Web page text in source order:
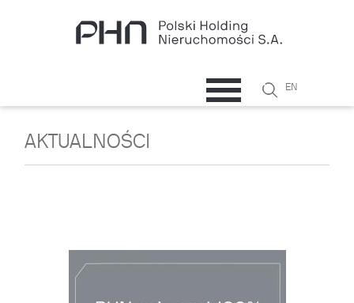
Formularz
SzukajEN
AKTUALNOŚCI